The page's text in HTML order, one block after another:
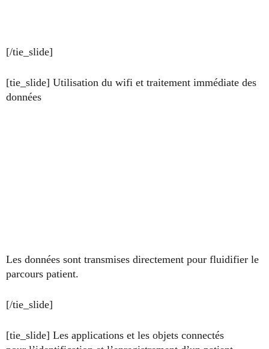
[/tie_slide]
[tie_slide] Utilisation du wifi et traitement immédiate des
données
Les données sont transmises directement pour fluidifier le
parcours patient.
[/tie_slide]
[tie_slide] Les applications et les objets connectés